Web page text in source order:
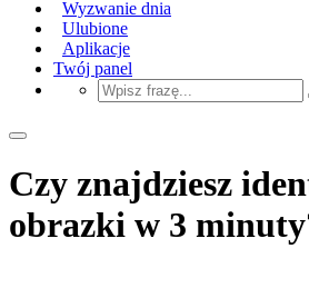
Wyzwanie dnia
Ulubione
Aplikacje
Twój panel
Czy znajdziesz
obrazki w 3